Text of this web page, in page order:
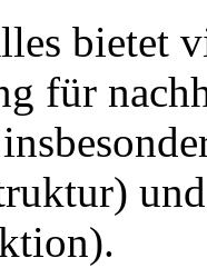
bietet
für